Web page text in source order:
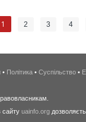
1 2 3 4
• Політика • Суспільство •
сайту uainfo.org